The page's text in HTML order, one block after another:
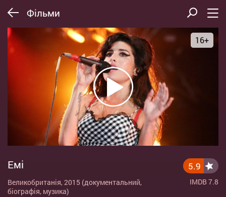
Фільми
16+
Емі
Великобританія, 2015 (документальний,
біографія, музика)
5.9
IMDB 7.8